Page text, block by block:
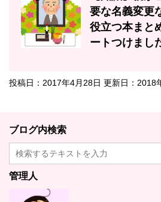
要な名義変更
役立つ本まと
ートつけまし
投稿日：2017年4月28日 更新日： 2018
ブログ内検索
管理人